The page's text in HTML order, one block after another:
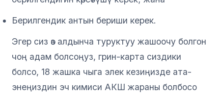
Берилгендик антын бериши керек.
Эгер сиз өз алдынча туруктуу жашоочу болгон
чоң адам болсоңуз, грин-карта сиздики
болсо, 18 жашка чыга элек кезиңизде ата-
энеңиздин эч кимиси АКШ жараны болбосо